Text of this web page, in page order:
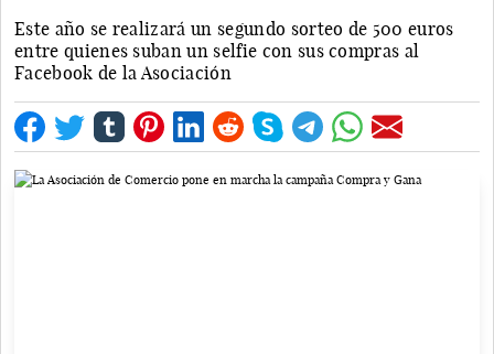
Este año se realizará un segundo sorteo de 500 euros
entre quienes suban un selfie con sus compras al
Facebook de la Asociación